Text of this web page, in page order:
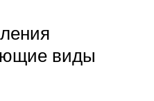
виды